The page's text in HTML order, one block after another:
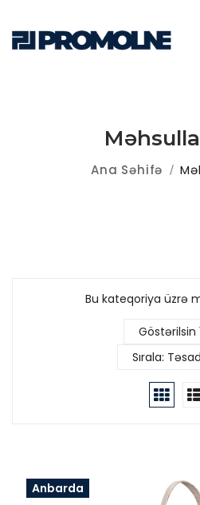
Ana Səhifə
Bu kateqoriya üzrə
Göstərilsin
Sırala:
Anbarda